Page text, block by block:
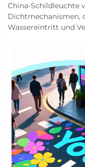
China-Schildleuchte
Dichtmechanismen,
Wassereintritt und